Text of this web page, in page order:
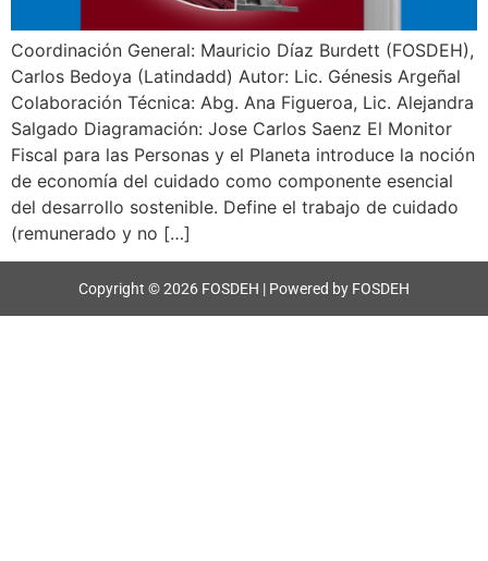
Coordinación General: Mauricio Díaz Burdett (FOSDEH),
Carlos Bedoya (Latindadd) Autor: Lic. Génesis Argeñal
Colaboración Técnica: Abg. Ana Figueroa, Lic. Alejandra
Salgado Diagramación: Jose Carlos Saenz El Monitor
Fiscal para las Personas y el Planeta introduce la noción
de economía del cuidado como componente esencial
del desarrollo sostenible. Define el trabajo de cuidado
(remunerado y no […]
Copyright © 2026 FOSDEH | Powered by FOSDEH